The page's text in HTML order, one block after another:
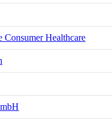
Healthcare